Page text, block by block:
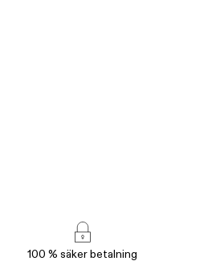
100 % säker betalning